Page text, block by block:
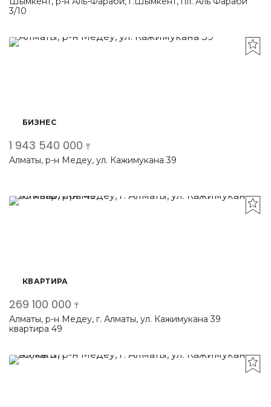
3/10
БИЗНЕС
1 943 540 000 ₸
Алматы, р-н Медеу, ул. Кажимукана 39
КВАРТИРА
269 100 000 ₸
Алматы, р-н Медеу, г. Алматы, ул. Кажимукана 39
квартира 49